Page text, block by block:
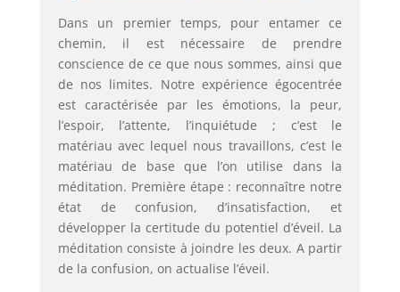
Dans un premier temps, pour entamer ce
chemin, il est nécessaire de prendre
conscience de ce que nous sommes, ainsi que
de nos limites. Notre expérience égocentrée
est caractérisée par les émotions, la peur,
l’espoir, l’attente, l’inquiétude ; c’est le
matériau avec lequel nous travaillons, c’est le
matériau de base que l’on utilise dans la
méditation. Première étape : reconnaître notre
état de confusion, d’insatisfaction, et
développer la certitude du potentiel d’éveil. La
méditation consiste à joindre les deux. A partir
de la confusion, on actualise l’éveil.